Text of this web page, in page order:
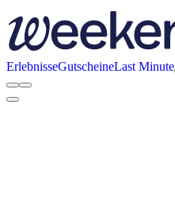
ErlebnisseGutscheineLast Minute